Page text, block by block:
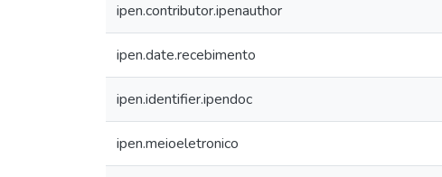
ipen.contributor.ipenauthor
ipen.date.recebimento
ipen.identifier.ipendoc
ipen.meioeletronico